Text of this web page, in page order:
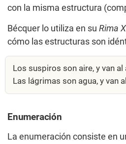
con la misma estructura
Bécquer lo utiliza en su Rima
cómo las estructuras son
Los suspiros son aire, y van al
Las lágrimas son agua, y van
Enumeración
La enumeración consiste en